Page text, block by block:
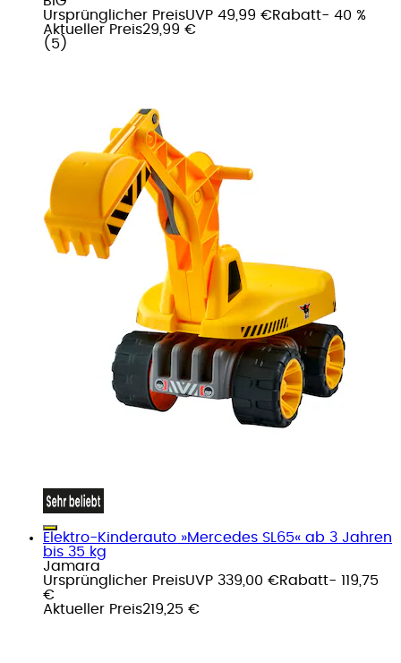
Ursprünglicher PreisUVP 49,99 €Rabatt- 40 %
Aktueller Preis29,99 €
( 5 )
Elektro-Kinderauto »Mercedes SL65« ab 3 Jahren
bis 35 kg
Jamara
Ursprünglicher PreisUVP 339,00 €Rabatt- 119,75
€
Aktueller Preis219,25 €